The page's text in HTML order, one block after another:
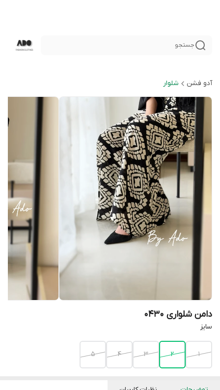
جستجو
آدو فشن شلوار
دامن شلواری 0430
سایز
۱ ۲ ۳ ۴ ۵